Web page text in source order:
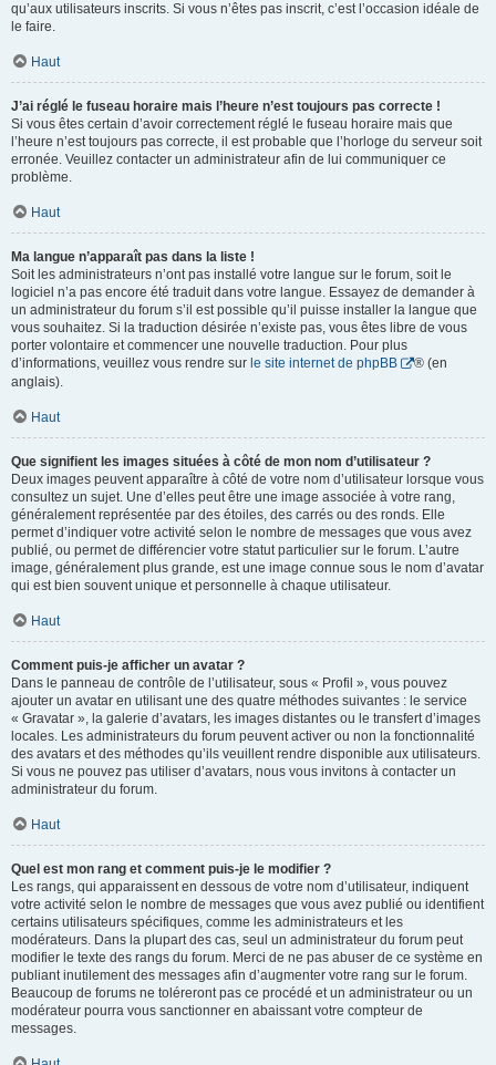
qu’aux utilisateurs inscrits. Si vous n’êtes pas inscrit, c’est l’occasion idéale de
le faire.
Haut
J’ai réglé le fuseau horaire mais l’heure n’est toujours pas correcte !
Si vous êtes certain d’avoir correctement réglé le fuseau horaire mais que
l’heure n’est toujours pas correcte, il est probable que l’horloge du serveur soit
erronée. Veuillez contacter un administrateur afin de lui communiquer ce
problème.
Haut
Ma langue n’apparaît pas dans la liste !
Soit les administrateurs n’ont pas installé votre langue sur le forum, soit le
logiciel n’a pas encore été traduit dans votre langue. Essayez de demander à
un administrateur du forum s’il est possible qu’il puisse installer la langue que
vous souhaitez. Si la traduction désirée n’existe pas, vous êtes libre de vous
porter volontaire et commencer une nouvelle traduction. Pour plus
d’informations, veuillez vous rendre sur le site internet de phpBB
® (en
anglais).
Haut
Que signifient les images situées à côté de mon nom d’utilisateur ?
Deux images peuvent apparaître à côté de votre nom d’utilisateur lorsque vous
consultez un sujet. Une d’elles peut être une image associée à votre rang,
généralement représentée par des étoiles, des carrés ou des ronds. Elle
permet d’indiquer votre activité selon le nombre de messages que vous avez
publié, ou permet de différencier votre statut particulier sur le forum. L’autre
image, généralement plus grande, est une image connue sous le nom d’avatar
qui est bien souvent unique et personnelle à chaque utilisateur.
Haut
Comment puis-je afficher un avatar ?
Dans le panneau de contrôle de l’utilisateur, sous « Profil », vous pouvez
ajouter un avatar en utilisant une des quatre méthodes suivantes : le service
« Gravatar », la galerie d’avatars, les images distantes ou le transfert d’images
locales. Les administrateurs du forum peuvent activer ou non la fonctionnalité
des avatars et des méthodes qu’ils veuillent rendre disponible aux utilisateurs.
Si vous ne pouvez pas utiliser d’avatars, nous vous invitons à contacter un
administrateur du forum.
Haut
Quel est mon rang et comment puis-je le modifier ?
Les rangs, qui apparaissent en dessous de votre nom d’utilisateur, indiquent
votre activité selon le nombre de messages que vous avez publié ou identifient
certains utilisateurs spécifiques, comme les administrateurs et les
modérateurs. Dans la plupart des cas, seul un administrateur du forum peut
modifier le texte des rangs du forum. Merci de ne pas abuser de ce système en
publiant inutilement des messages afin d’augmenter votre rang sur le forum.
Beaucoup de forums ne toléreront pas ce procédé et un administrateur ou un
modérateur pourra vous sanctionner en abaissant votre compteur de
messages.